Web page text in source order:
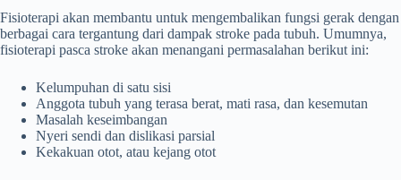
Fisioterapi akan membantu untuk mengembalikan fungsi gerak dengan
berbagai cara tergantung dari dampak stroke pada tubuh. Umumnya,
fisioterapi pasca stroke akan menangani permasalahan berikut ini:
Kelumpuhan di satu sisi
Anggota tubuh yang terasa berat, mati rasa, dan kesemutan
Masalah keseimbangan
Nyeri sendi dan dislikasi parsial
Kekakuan otot, atau kejang otot